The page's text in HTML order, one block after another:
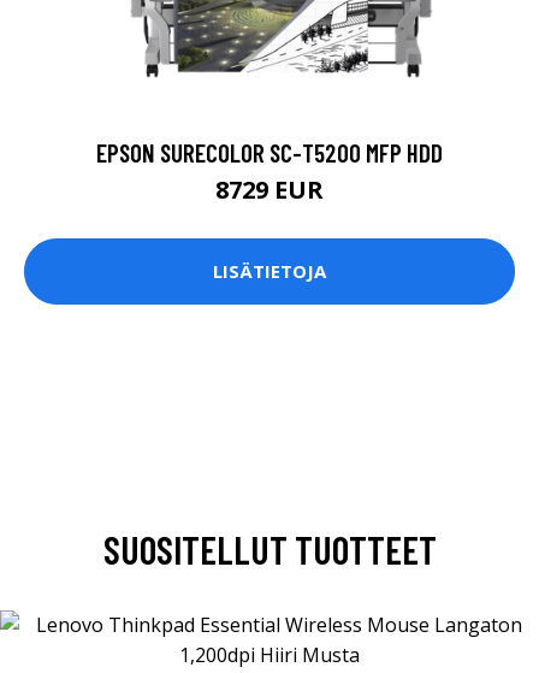
EPSON SURECOLOR SC-T5200 MFP HDD
8729 EUR
LISÄTIETOJA
SUOSITELLUT TUOTTEET